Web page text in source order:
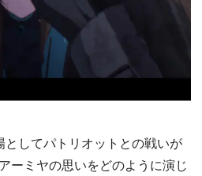
してパトリオットとの戦いが
ーミヤの思いをどのように演じ